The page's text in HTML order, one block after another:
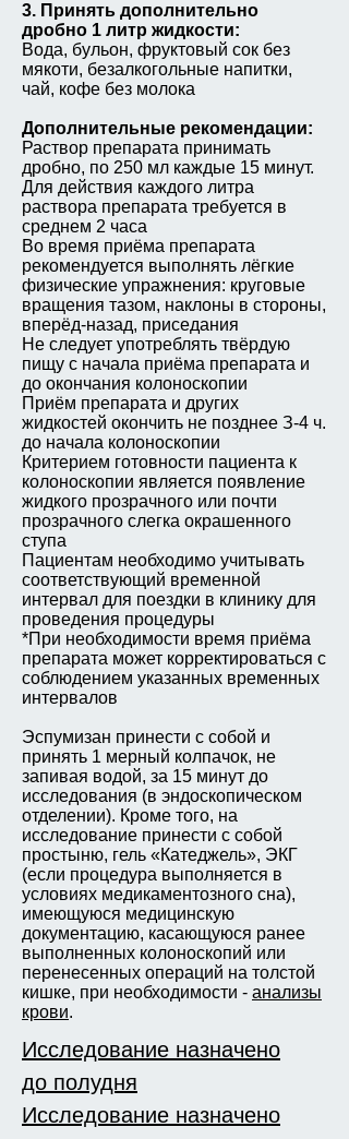
3. Принять дополнительно
дробно 1 литр жидкости:
Вода, бульон, фруктовый сок без
мякоти, безалкогольные напитки,
чай, кофе без молока
Дополнительные рекомендации:
Раствор препарата принимать
дробно, по 250 мл каждые 15 минут.
Для действия каждого литра
раствора препарата требуется в
среднем 2 часа
Во время приёма препарата
рекомендуется выполнять лёгкие
физические упражнения: круговые
вращения тазом, наклоны в стороны,
вперёд-назад, приседания
Не следует употреблять твёрдую
пищу с начала приёма препарата и
до окончания колоноскопии
Приём препарата и других
жидкостей окончить не позднее З-4 ч.
до начала колоноскопии
Критерием готовности пациента к
колоноскопии является появление
жидкого прозрачного или почти
прозрачного слегка окрашенного
ступа
Пациентам необходимо учитывать
соответствующий временной
интервал для поездки в клинику для
проведения процедуры
*При необходимости время приёма
препарата может корректироваться с
соблюдением указанных временных
интервалов
Эспумизан принести с собой и
принять 1 мерный колпачок, не
запивая водой, за 15 минут до
исследования (в эндоскопическом
отделении). Кроме того, на
исследование принести с собой
простыню, гель «Катеджель», ЭКГ
(если процедура выполняется в
условиях медикаментозного сна),
имеющуюся медицинскую
документацию, касающуюся ранее
выполненных колоноскопий или
перенесенных операций на толстой
кишке, при необходимости - анализы
крови.
Исследование назначено
до полудня
Исследование назначено